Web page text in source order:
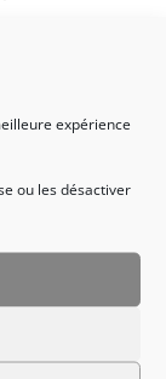
expérience
ou les désactiver